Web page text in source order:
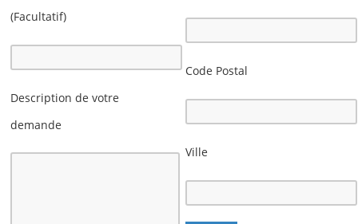
Code Postal
Ville
(Facultatif)
Description de votre
demande